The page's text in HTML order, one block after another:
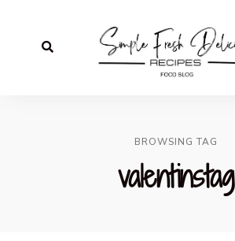
BROWSING TAG
valentinstag